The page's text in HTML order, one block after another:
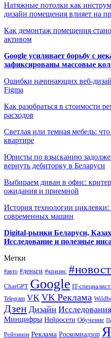
Натяжные потолки как
дизайн помещения влияет на
Как демонтаж помещения
активом
Google усиливает борьбу с
зафиксированы массовые
Ошибки начинающих веб-
Figma
Как разобраться в стоимости
расходов
Светлая или темная мебель:
квартире
Юристы по взысканию
вернуть дебиторку в Беларуси
Выбираем диван в офис:
ожидания и приемной
История технологии
современных машин
Digital-рынки Беларуси,
Исследование и полезные
Метки
#авто #деньги #кризис
ChatGPT Google IT-
Telegram VK VK Реклама
Дзен Дизайн Исследования
Минцифры Нейросети Обучение
Рейтинги Реклама Роскомнадзор